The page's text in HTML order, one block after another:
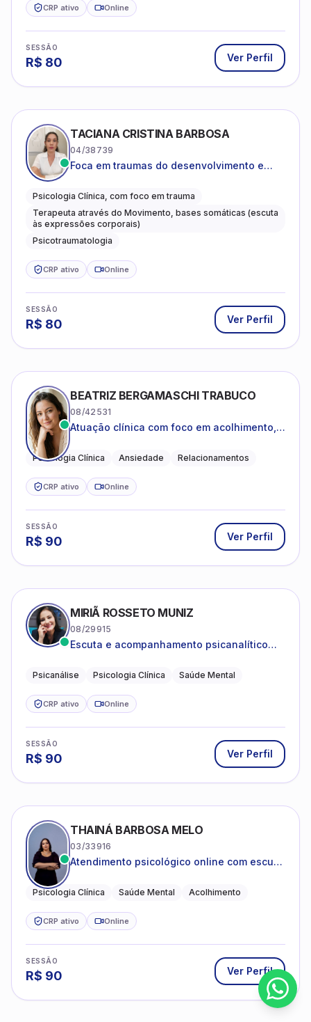
CRP ativo Online
SESSÃO
R$ 80 Ver Perfil
TACIANA CRISTINA BARBOSA
04/38739
Foca em traumas do desenvolvimento e
Psicologia Clínica, com foco em trauma
Terapeuta através do Movimento, bases somáticas (escuta
às expressões corporais)
Psicotraumatologia
CRP ativo Online
SESSÃO
R$ 80 Ver Perfil
BEATRIZ BERGAMASCHI TRABUCO
08/42531
Atuação clínica com foco em acolhimento,
Psicologia Clínica Ansiedade Relacionamentos
CRP ativo Online
SESSÃO
R$ 90 Ver Perfil
MIRIÃ ROSSETO MUNIZ
08/29915
Escuta e acompanhamento psicanalítico
Psicanálise Psicologia Clínica Saúde Mental
CRP ativo Online
SESSÃO
R$ 90 Ver Perfil
THAINÁ BARBOSA MELO
03/33916
Atendimento psicológico online com escuta
emocional
Psicologia Clínica Saúde Mental Acolhimento
CRP ativo Online
SESSÃO
R$ 90 Ver Perfil